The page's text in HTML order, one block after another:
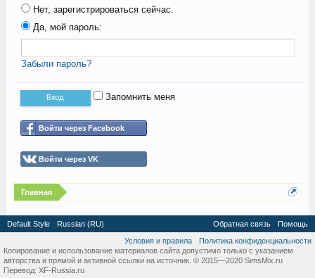
Нет, зарегистрироваться сейчас.
Да, мой пароль:
Забыли пароль?
Запомнить меня
Войти через Facebook
Войти через VK
Главная
Default Style Russian (RU) Обратная связь
Помощь
Условия и правила
Политика конфиденциальности
Копирование и использование материалов сайта допустимо только с указанием
авторства и прямой и активной ссылки на источник. © 2015—2020 SimsMix.ru
Перевод: XF-Russia.ru